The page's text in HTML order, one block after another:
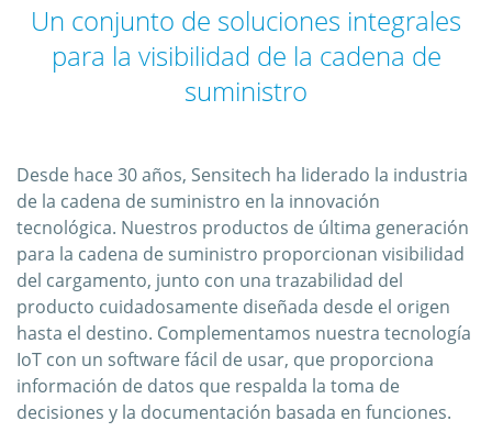
Un conjunto de soluciones integrales
para la visibilidad de la cadena de
suministro
Desde hace 30 años, Sensitech ha liderado la industria
de la cadena de suministro en la innovación
tecnológica. Nuestros productos de última generación
para la cadena de suministro proporcionan visibilidad
del cargamento, junto con una trazabilidad del
producto cuidadosamente diseñada desde el origen
hasta el destino. Complementamos nuestra tecnología
IoT con un software fácil de usar, que proporciona
información de datos que respalda la toma de
decisiones y la documentación basada en funciones.